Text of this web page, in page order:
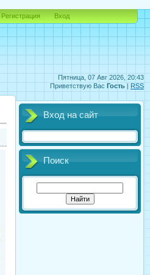
Пятница, 07 Авг 2026, 20:43
Приветствую Вас Гость | RSS
Регистрация Вход
Вход на сайт
Поиск